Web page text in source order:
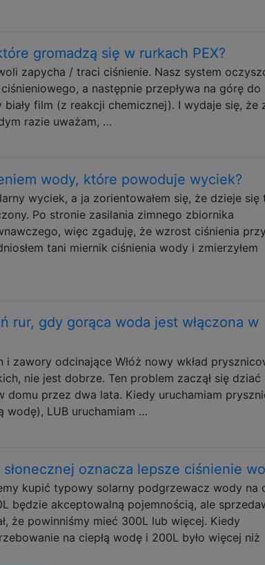
gromadzą się w rurkach PEX?
zapycha / traci ciśnienie. Nasz system
a następnie przepływa na górę do
film (z reakcji chemicznej). I wydaje się, że
razie uważam, …
wody, które powoduje wyciek?
wyciek, a ja zorientowałem się, że dzieje się
Po stronie zasilania zimnego zbiornika
więc zgaduję, że wzrost ciśnienia przy
tani miernik ciśnienia wody i zmierzyłem
rur, gdy gorąca woda jest włączona w
i zawory odcinające Włóż nowy wkład
nie jest dobrze. Ten problem zaczął się dziać
domu przez dwa lata. Kiedy uruchamiam
wodę), LUB uruchamiam …
oznacza lepsze ciśnienie
kupić typowy solarny podgrzewacz wody na
będzie akceptowalną pojemnością, ale
że powinniśmy mieć 300L lub więcej. Kiedy
na ciepłą wodę i 200L było więcej niż